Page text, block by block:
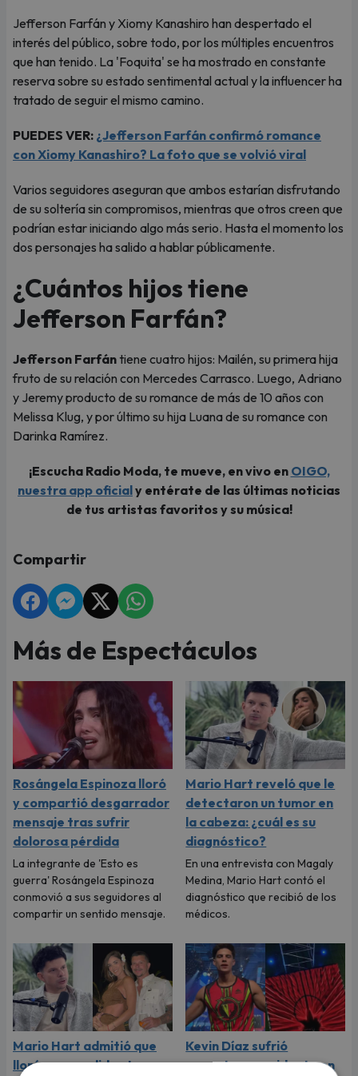
Jefferson Farfán y Xiomy Kanashiro han despertado el
interés del público, sobre todo, por los múltiples encuentros
que han tenido. La 'Foquita' se ha mostrado en constante
reserva sobre su estado sentimental actual y la influencer ha
tratado de seguir el mismo camino.
PUEDES VER: ¿Jefferson Farfán confirmó romance
con Xiomy Kanashiro? La foto que se volvió viral
Varios seguidores aseguran que ambos estarían disfrutando
de su soltería sin compromisos, mientras que otros creen que
podrían estar iniciando algo más serio. Hasta el momento los
dos personajes ha salido a hablar públicamente.
¿Cuántos hijos tiene
Jefferson Farfán?
Jefferson Farfán tiene cuatro hijos: Mailén, su primera hija
fruto de su relación con Mercedes Carrasco. Luego, Adriano
y Jeremy producto de su romance de más de 10 años con
Melissa Klug, y por último su hija Luana de su romance con
Darinka Ramírez.
¡Escucha Radio Moda, te mueve, en vivo en OIGO,
nuestra app oficialy entérate de las últimas noticias
de tus artistas favoritos y su música!
Compartir
Más de Espectáculos
Rosángela Espinoza lloró
y compartió desgarrador
mensaje tras sufrir
dolorosa pérdida
La integrante de 'Esto es
guerra' Rosángela Espinoza
conmovió a sus seguidores al
compartir un sentido mensaje.
Mario Hart reveló que le
detectaron un tumor en
la cabeza: ¿cuál es su
diagnóstico?
En una entrevista con Magaly
Medina, Mario Hart contó el
diagnóstico que recibió de los
médicos.
Mario Hart admitió que
lloró a escondidas tras su
Kevin Díaz sufrió
aparatoso accidente en